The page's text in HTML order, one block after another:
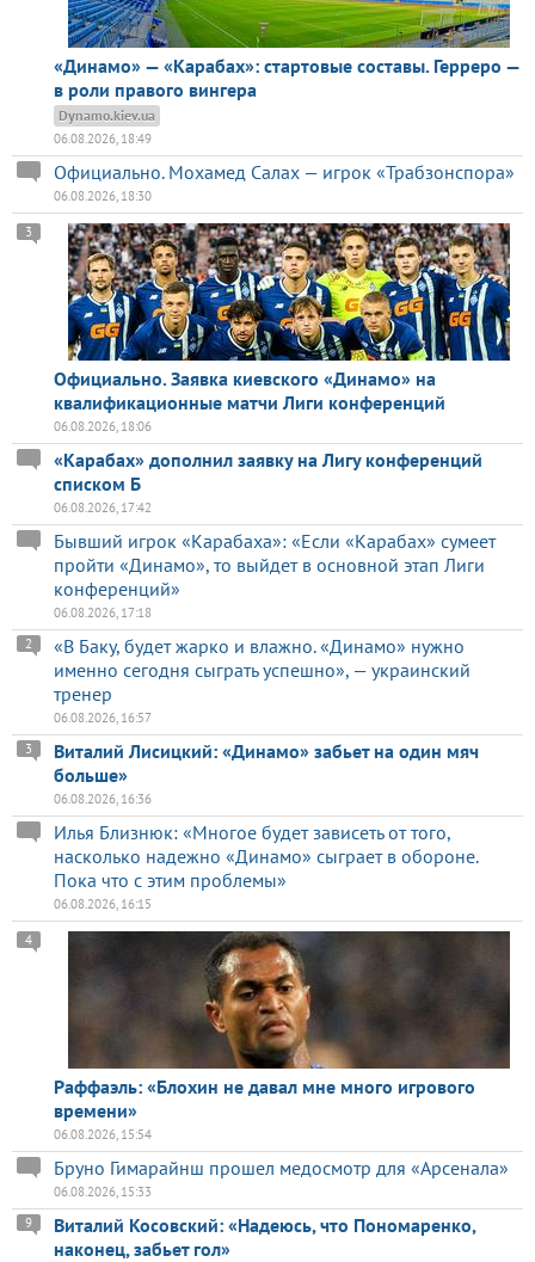
«Динамо» — «Карабах»: стартовые составы. Герреро —
в роли правого вингера
Dynamo.kiev.ua
06.08.2026, 18:49
Официально. Мохамед Салах — игрок «Трабзонспора»
06.08.2026, 18:30
Официально. Заявка киевского «Динамо» на
квалификационные матчи Лиги конференций
3
06.08.2026, 18:06
«Карабах» дополнил заявку на Лигу конференций
списком Б
06.08.2026, 17:42
Бывший игрок «Карабаха»: «Если «Карабах» сумеет
пройти «Динамо», то выйдет в основной этап Лиги
конференций»
06.08.2026, 17:18
«В Баку, будет жарко и влажно. «Динамо» нужно
именно сегодня сыграть успешно», — украинский
тренер
2
06.08.2026, 16:57
Виталий Лисицкий: «Динамо» забьет на один мяч
больше»
3
06.08.2026, 16:36
Илья Близнюк: «Многое будет зависеть от того,
насколько надежно «Динамо» сыграет в обороне.
Пока что с этим проблемы»
06.08.2026, 16:15
Раффаэль: «Блохин не давал мне много игрового
времени»
4
06.08.2026, 15:54
Бруно Гимарайнш прошел медосмотр для «Арсенала»
06.08.2026, 15:33
Виталий Косовский: «Надеюсь, что Пономаренко,
наконец, забьет гол»
9